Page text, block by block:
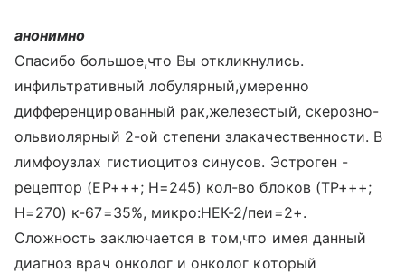
анонимно
Спасибо большое,что Вы откликнулись.
инфильтративный лобулярный,умеренно
дифференцированный рак,железестый, скерозно-
ольвиолярный 2-ой степени злакачественности. В
лимфоузлах гистиоцитоз синусов. Эстроген -
рецептор (ЕР+++; Н=245) кол-во блоков (ТР+++;
Н=270) к-67=35%, микро:НЕК-2/пеи=2+.
Сложность заключается в том,что имея данный
диагноз врач онколог и онколог который